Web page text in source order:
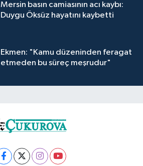
Mersin basın camiasının acı kaybı:
Duygu Öksüz hayatını kaybetti
Ekmen: "Kamu düzeninden feragat
etmeden bu süreç meşrudur"